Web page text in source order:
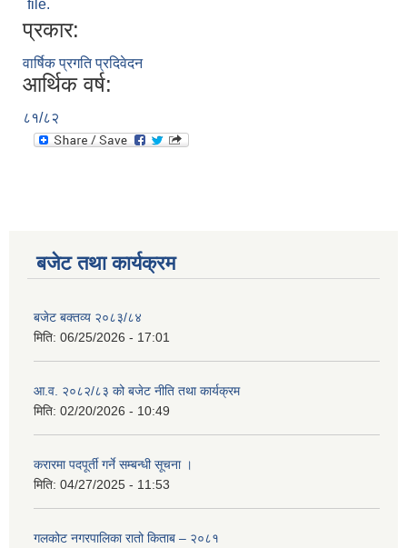
file.
प्रकार:
वार्षिक प्रगति प्रदिवेदन
आर्थिक वर्ष:
८१/८२
बजेट तथा कार्यक्रम
बजेट बक्तव्य २०८३/८४
मिति: 06/25/2026 - 17:01
आ.व. २०८२/८३ को बजेट नीति तथा कार्यक्रम
मिति: 02/20/2026 - 10:49
करारमा पदपूर्ती गर्ने सम्बन्धी सूचना ।
मिति: 04/27/2025 - 11:53
गलकोट नगरपालिका रातो किताब – २०८१